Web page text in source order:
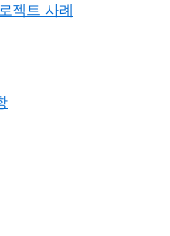
젝트 사례